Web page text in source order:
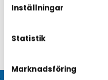
Inställningar
Statistik
Marknadsföring